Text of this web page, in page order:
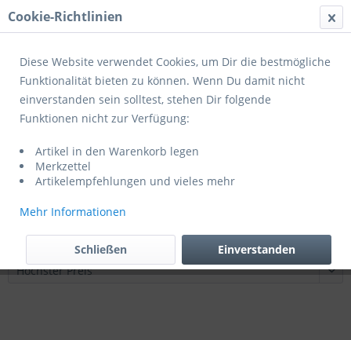
Menü
Produkte von Talbot Torro
Cookie-Richtlinien
Diese Website verwendet Cookies, um Dir die bestmögliche
Funktionalität bieten zu können. Wenn Du damit nicht
einverstanden sein solltest, stehen Dir folgende
Funktionen nicht zur Verfügung:
Artikel in den Warenkorb legen
Merkzettel
Artikelempfehlungen und vieles mehr
Mehr Informationen
Einverstanden
Schließen